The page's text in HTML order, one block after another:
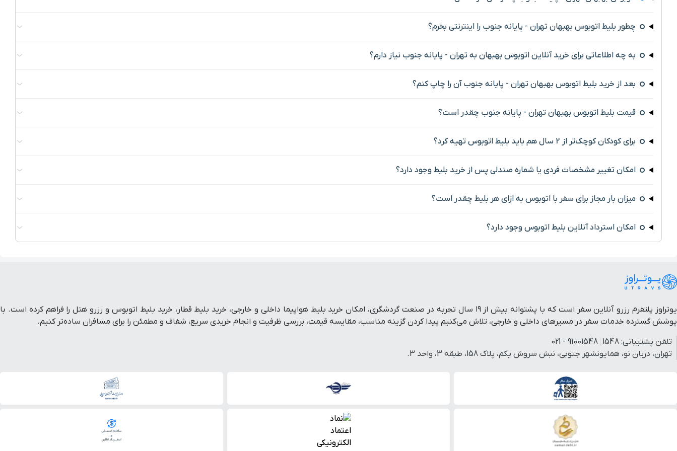
چطور بلیط اتوبوس بهبهان تهران - پایانه جنوب را اینترنتی بخرم؟
به چه اطلاعاتی برای خرید آنلاین اتوبوس بهبهان به تهران - پایانه جنوب نیاز دارم؟
بعد از خرید بلیط اتوبوس بهبهان تهران - پایانه جنوب آن را چاپ کنم؟
قیمت بلیط اتوبوس بهبهان تهران - پایانه جنوب چقدر است؟
برای کودکان کوچک‌تر از 2 سال هم باید بلیط اتوبوس تهیه کرد؟
امکان تغییر مشخصات فردی یا شماره صندلی پس از خرید بلیط وجود دارد؟
میزان بار مجاز برای سفر با اتوبوس به ازای هر بلیط چقدر است؟
امکان استرداد آنلاین بلیط اتوبوس وجود دارد؟
یوتراوز پلتفرم رزرو آنلاین سفر است که با پشتوانه بیش از ۱۹ سال تجربه در صنعت گردشگری، امکان خرید بلیط هواپیما داخلی و خارجی، خرید بلیط قطار، خرید بلیط اتوبوس و رزرو هتل را فراهم کرده است. با
پوشش گسترده خدمات سفر در مسیرهای داخلی و خارجی، تلاش می‌کنیم پیدا کردن گزینه مناسب، مقایسه قیمت، بررسی ظرفیت و انجام خریدی سریع، شفاف و مطمئن را برای مسافران ساده‌تر کنیم.
تلفن پشتیبانی: 1548
91001548 - 021
تهران، دریان نو، همایونشهر جنوبی، نبش سروش یکم، پلاک 158، طبقه 3، واحد 3.